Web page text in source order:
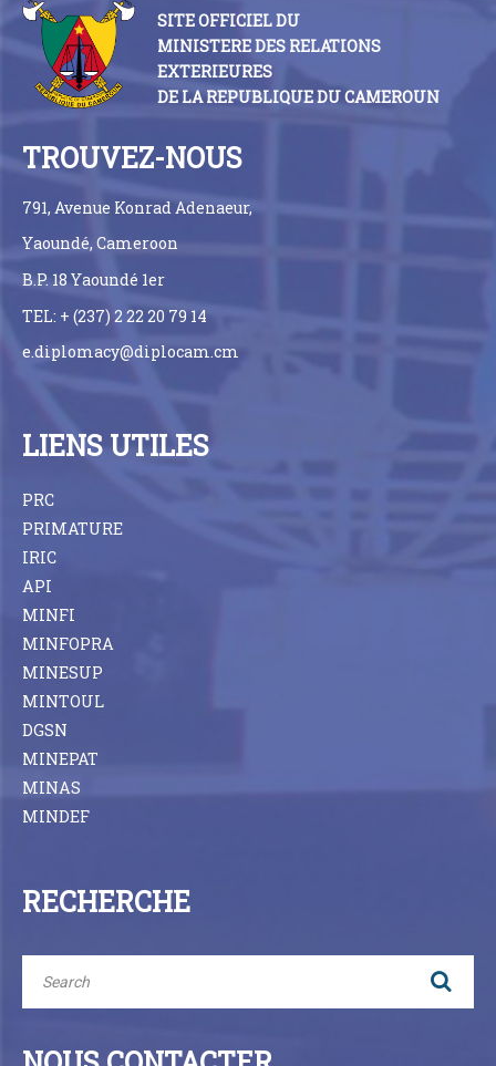
SITE OFFICIEL DU
MINISTERE DES RELATIONS
EXTERIEURES
DE LA REPUBLIQUE DU CAMEROUN
TROUVEZ-NOUS
791, Avenue Konrad Adenaeur,
Yaoundé, Cameroon
B.P. 18 Yaoundé 1er
TEL: + (237) 2 22 20 79 14
e.diplomacy@diplocam.cm
LIENS UTILES
PRC
PRIMATURE
IRIC
API
MINFI
MINFOPRA
MINESUP
MINTOUL
DGSN
MINEPAT
MINAS
MINDEF
RECHERCHE